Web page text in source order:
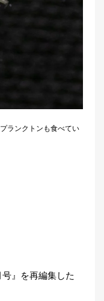
ランクトンも食べてい
』を再編集した